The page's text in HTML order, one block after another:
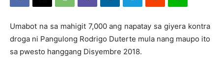
Umabot na sa mahigit 7,000 ang napatay sa giyera kontra
droga ni Pangulong Rodrigo Duterte mula nang maupo ito
sa pwesto hanggang Disyembre 2018.